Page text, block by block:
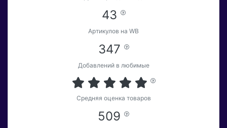
43
Артикулов на WB
347
Добавлений в любимые
Средняя оценка товаров
509